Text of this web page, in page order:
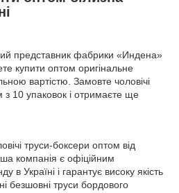
представник фабрики «Индена»
купити оптом оригінальне
вартістю. Замовте чоловічі
з 10 упаковок і отримаєте ще
труси-боксери оптом від
компанія є офіційним
в Україні і гарантує високу якість
безшовні труси бордового